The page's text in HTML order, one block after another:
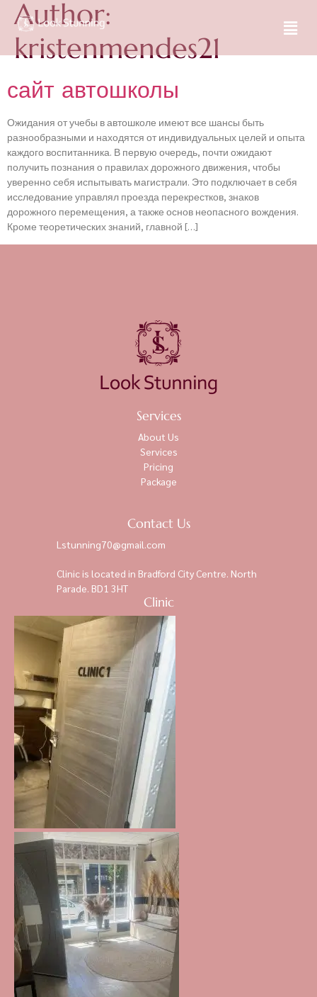
Author:
kristenmendes21
сайт автошколы
Ожидания от учебы в автошколе имеют все шансы быть
разнообразными и находятся от индивидуальных целей и опыта
каждого воспитанника. В первую очередь, почти ожидают
получить познания о правилах дорожного движения, чтобы
уверенно себя испытывать магистрали. Это подключает в себя
исследование управлял проезда перекрестков, знаков
дорожного перемещения, а также основ неопасного вождения.
Кроме теоретических знаний, главной […]
Services
About Us
Services
Pricing
Package
Contact Us
Lstunning70@gmail.com
Clinic is located in Bradford City Centre. North
Parade. BD1 3HT
Clinic